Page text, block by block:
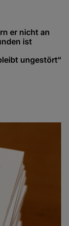
er nicht an
ist
ungestört“